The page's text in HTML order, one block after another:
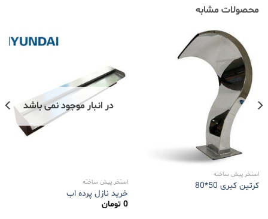
محصولات مشابه
استخر پیش ساخته
کرتین کبری 50*80
در انبار موجود نمی باشد
استخر پیش ساخته
خرید نازل پرده اب
0 تومان